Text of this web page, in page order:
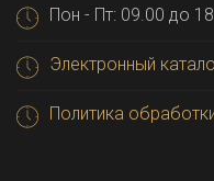
Пон - Пт: 09.00 до
Электронный
Политика